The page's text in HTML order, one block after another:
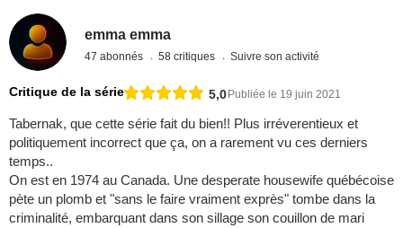
emma emma
47 abonnés 58 critiques Suivre son activité
Critique de la série 5,0Publiée le 19 juin 2021
Tabernak, que cette série fait du bien!! Plus irréverentieux et
politiquement incorrect que ça, on a rarement vu ces derniers
temps..
On est en 1974 au Canada. Une desperate housewife québécoise
pète un plomb et "sans le faire vraiment exprès" tombe dans la
criminalité, embarquant dans son sillage son couillon de mari